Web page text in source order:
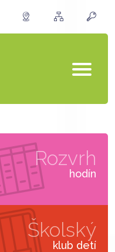
Rozvrh
hodín
Školský
klub detí